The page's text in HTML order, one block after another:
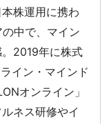
株運用に携わ
中で、マイン
2019年に株式
イン・マインド
オンライン」
ネス研修やイ